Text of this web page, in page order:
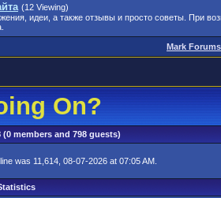
(12 Viewing)
идеи, а также отзывы и просто советы. При
Mark
On?
(0 members and 798 guests)
was 11,614, 08-07-2026 at 07:05 AM.